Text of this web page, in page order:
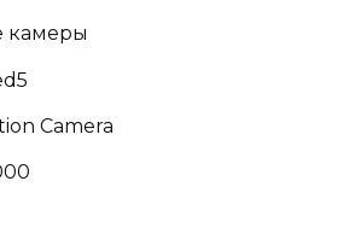
камеры
Camera